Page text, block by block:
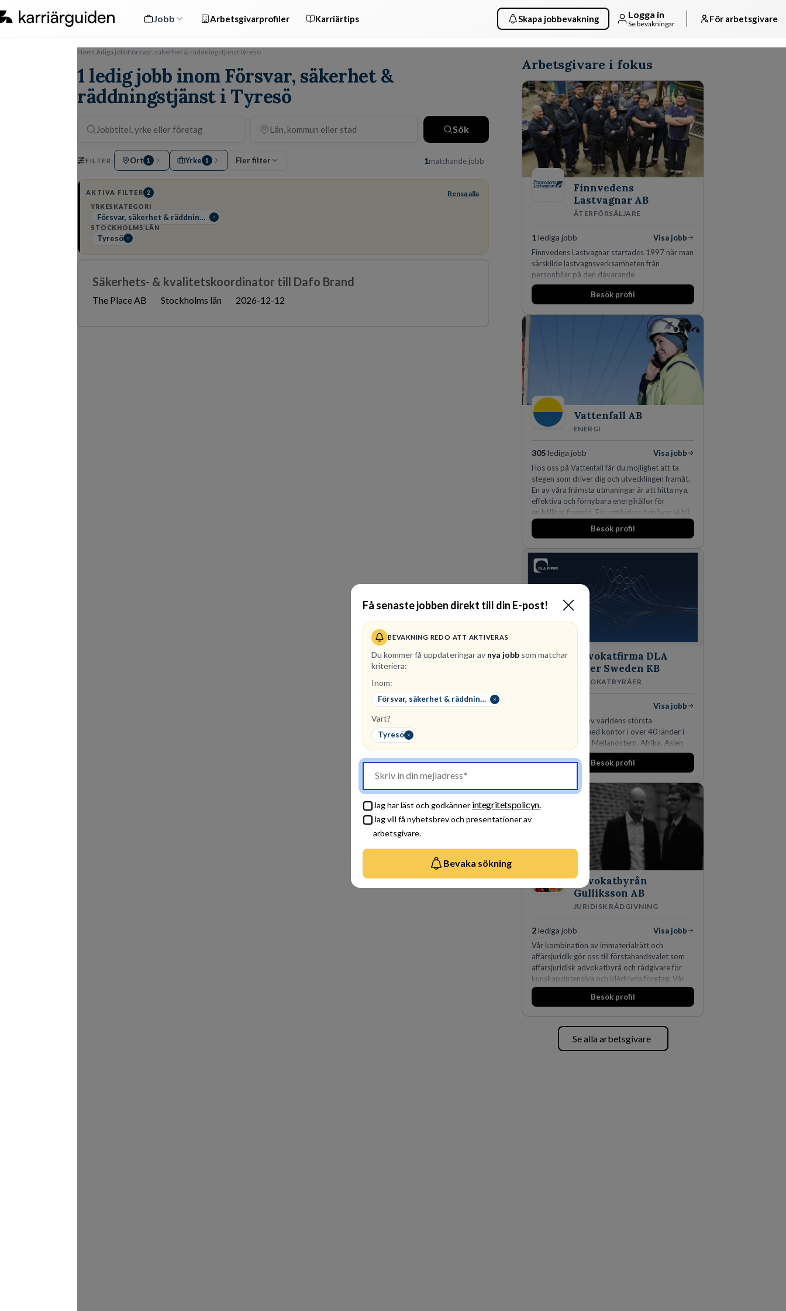
Jobb Arbetsgivarprofiler Karriärtips Skapa jobbevakning Logga in
Se bevakningar För arbetsgivare
Få senaste jobben direkt till din E-post!
BEVAKNING REDO ATT AKTIVERAS
Du kommer få uppdateringar av nya jobb som matchar
kriteriera:
Inom:
Försvar, säkerhet & räddningstjänst
Vart?
Tyresö
Jag har läst och godkänner integritetspolicyn.
Jag vill få nyhetsbrev och presentationer av
arbetsgivare.
Bevaka sökning
HemLediga jobbFörsvar, säkerhet & räddningstjänstTyresö
1 ledig jobb inom Försvar, säkerhet &
räddningstjänst i Tyresö
Sök
FILTER: Ort 1 Yrke 1 Fler filter 1matchande jobb
AKTIVA FILTER 2 Rensa alla
YRKESKATEGORI
Försvar, säkerhet & räddningstjänst
STOCKHOLMS LÄN
Tyresö
Säkerhets- & kvalitetskoordinator till Dafo Brand
The Place AB Stockholms län 2026-12-12
Arbetsgivare i fokus
Finnvedens
Lastvagnar AB
ÅTERFÖRSÄLJARE
1lediga jobb
Visa jobb
Finnvedens Lastvagnar startades 1997 när man
särskilde lastvagnsverksamheten från
personbilar på den dåvarande
huvudanläggningen i Värnamo. Sedan dess har
man expanderat kraftigt genom ett antal
den största privata återförsäljaren av Volvo
Lastvagnar och finns representerade på 20
Besök profil
Vattenfall AB
ENERGI
305lediga jobb
Visa jobb
Hos oss på Vattenfall får du möjlighet att ta
stegen som driver dig och utvecklingen framåt.
En av våra främsta utmaningar är att hitta nya,
effektiva och förnybara energikällor för
en hållbar framtid. För att lyckas behöver vi bli
fler medarbetare som vill göra skillnad.
Besök profil
Advokatfirma DLA
Piper Sweden KB
ADVOKATBYRÅER
Visa jobb
DLA Piper är en av världens största
advokatbyråer med kontor i över 40 länder i
Amerika, Europa, Mellanöstern, Afrika, Asien
och Oceanien. Vi är specialister inom
affärsjuridikens alla områden och vi har några
fler än 450 jurister på fem kontor i Stockholm,
Köpenhamn, Århus, Oslo och Helsingfors kan vi
på DLA Piper erbjuda våra klienter en unik,
effektiv och gränsöverskridande nordisk
expertis. På vårt kontor i centrala Stockholm är
vi idag drygt 240 medarbetare.
Besök profil
Advokatbyrån
Gulliksson AB
JURIDISK RÅDGIVNING
2 lediga jobb
Visa jobb
Vår kombination av immaterialrätt och
affärsjuridik gör oss till förstahandsvalet som
affärsjuridisk advokatbyrå och rådgivare för
kunskapsintensiva och idédrivna företag. Vår
expertis inom IP-tillgångar har gett oss en
marknadsledande position. Våra klienter väljer
företagets viktigaste tillgångar.
Besök profil
Se alla arbetsgivare